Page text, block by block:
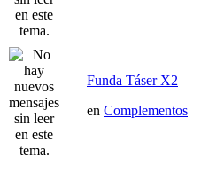
Funda Táser X2
en Complementos